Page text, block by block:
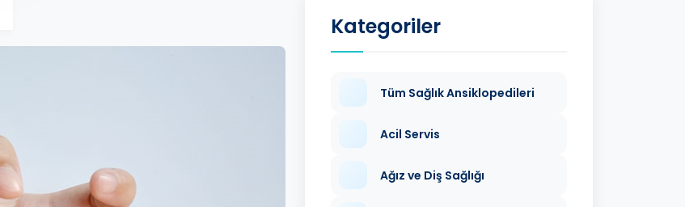
Kategoriler
Tüm Sağlık Ansiklopedileri
Acil Servis
Ağız ve Diş Sağlığı